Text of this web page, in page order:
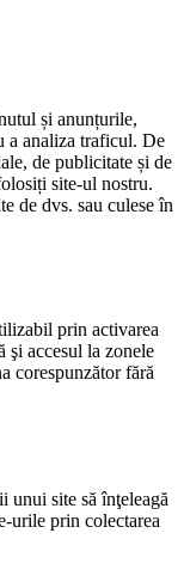
și anunțurile,
a analiza traficul. De
de publicitate și de
site-ul nostru.
de dvs. sau culese în
prin activarea
şi accesul la zonele
corespunzător fără
unui site să înţeleagă
urile prin colectarea